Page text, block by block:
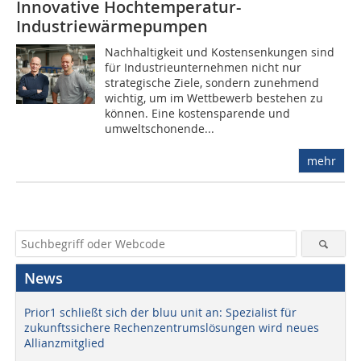
Innovative Hochtemperatur-
Industriewärmepumpen
Nachhaltigkeit und Kostensenkungen sind
für Industrieunternehmen nicht nur
strategische Ziele, sondern zunehmend
wichtig, um im Wettbewerb bestehen zu
können. Eine kostensparende und
umweltschonende...
mehr
News
Prior1 schließt sich der bluu unit an: Spezialist für
zukunftssichere Rechenzentrumslösungen wird neues
Allianzmitglied